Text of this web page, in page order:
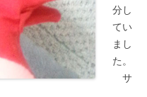
分し
てい
まし
た。
サ